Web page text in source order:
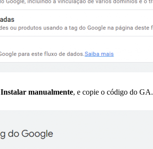
Instalar manualmente, e copie o código do GA.